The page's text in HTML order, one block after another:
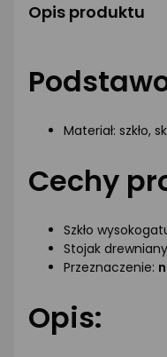
Opis produktu
Materiał: szkło,
Cechy
Szkło
Stojak
Przeznaczenie:
Opis: